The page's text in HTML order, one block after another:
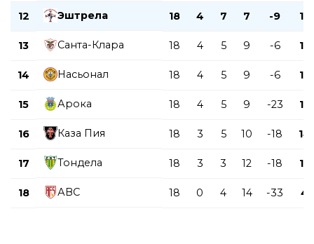
12 Эштрела 18 4 7 7 -9 19
13 Санта-Клара 18 4 5 9 -6 17
14 Насьонал 18 4 5 9 -6 17
15 Арока 18 4 5 9 -23 17
16 Каза Пия 18 3 5 10 -18 14
17 Тондела 18 3 3 12 -18 12
18 АВС 18 0 4 14 -33 4